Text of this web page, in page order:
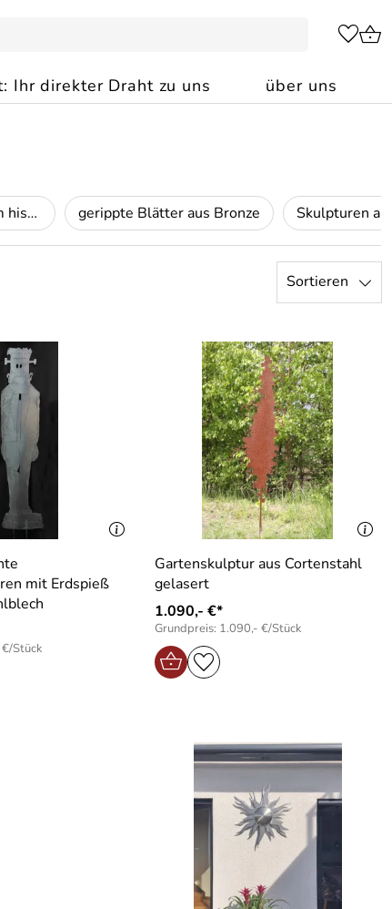
Ihr direkter Draht zu uns über uns
die Kunst Bänke auf dem historischen Marktplatz in Peine gerippte Blätter aus Bronze
Sortieren
mit Erdspieß
Stück
Gartenskulptur aus Cortenstahl
gelasert
1.090,- €*
Grundpreis: 1.090,- €/Stück